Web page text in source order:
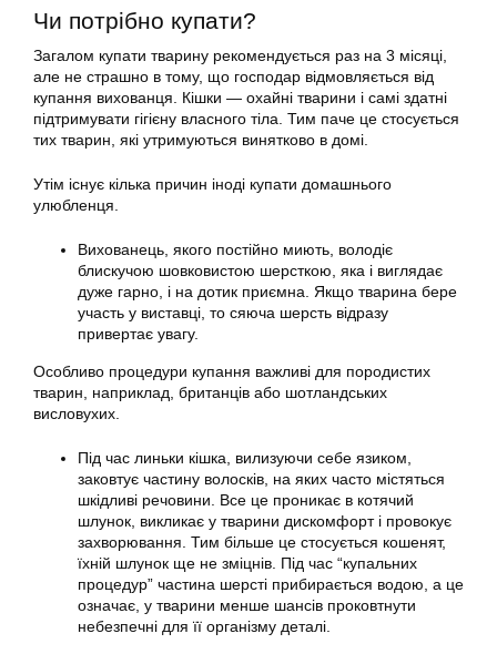
Чи потрібно купати?
Загалом купати тварину рекомендується раз на 3 місяці,
але не страшно в тому, що господар відмовляється від
купання вихованця. Кішки — охайні тварини і самі здатні
підтримувати гігієну власного тіла. Тим паче це стосується
тих тварин, які утримуються винятково в домі.
Утім існує кілька причин іноді купати домашнього
улюбленця.
Вихованець, якого постійно миють, володіє
блискучою шовковистою шерсткою, яка і виглядає
дуже гарно, і на дотик приємна. Якщо тварина бере
участь у виставці, то сяюча шерсть відразу
привертає увагу.
Особливо процедури купання важливі для породистих
тварин, наприклад, британців або шотландських
висловухих.
Під час линьки кішка, вилизуючи себе язиком,
заковтує частину волосків, на яких часто містяться
шкідливі речовини. Все це проникає в котячий
шлунок, викликає у тварини дискомфорт і провокує
захворювання. Тим більше це стосується кошенят,
їхній шлунок ще не зміцнів. Під час “купальних
процедур” частина шерсті прибирається водою, а це
означає, у тварини менше шансів проковтнути
небезпечні для її організму деталі.